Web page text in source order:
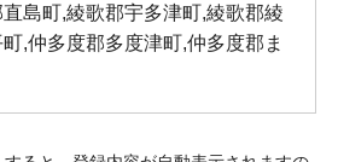
島町,綾歌郡宇多津町,綾歌郡綾
,仲多度郡多度津町,仲多度郡ま